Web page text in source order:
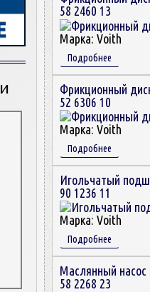
58 2460 13
Марка: Voith
Подробнее
Фрикционный
52 6306 10
Марка: Voith
Подробнее
Игольчатый
90 1236 11
Марка: Voith
Подробнее
Маслянный насос
58 2268 23